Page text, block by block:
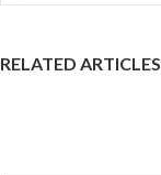
RELATED ARTICLES